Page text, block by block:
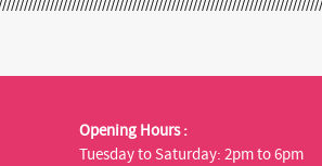
Opening Hours :
Tuesday to Saturday: 2pm to 6pm